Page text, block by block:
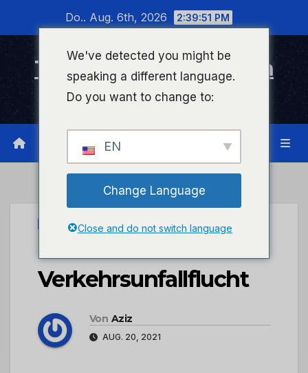
wechseln
Do.. Aug. 6th, 2026 2:39:51 PM
Timeline Bad Kreuznach
Infonetzwerk für Bad Kreuznach
UNCATEGORIZED
POL-PIKIR:
Verkehrsunfallflucht
Von Aziz
AUG. 20, 2021
We've detected you might be
speaking a different language.
Do you want to change to:
EN
Change Language
Close and do not switch language